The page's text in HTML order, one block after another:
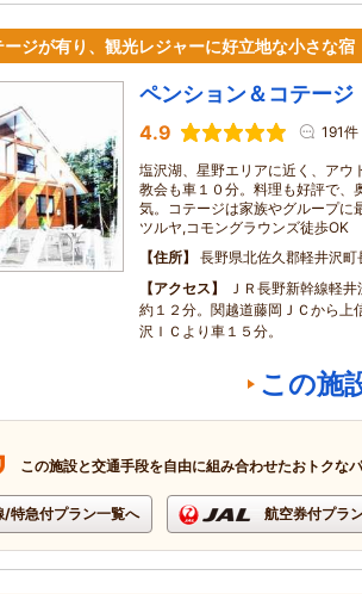
ジが有り、観光レジャーに好立地な小さな宿
ペンション＆コテー
4.9 191件
塩沢湖、星野エリアに近く、アウ
教会も車１０分。料理も好評で、
気。コテージは家族やグループに
ツルヤ,コモングラウンズ徒歩OK
住所
長野県北佐久郡軽井沢
アクセス
ＪＲ長野新幹線軽
約１２分。関越道藤岡ＪＣから上
沢ＩＣより車１５分。
この施
この施設と交通手段を自由に組み合わせたおトクな
/特急付プラン一覧へ 航空券付プラ